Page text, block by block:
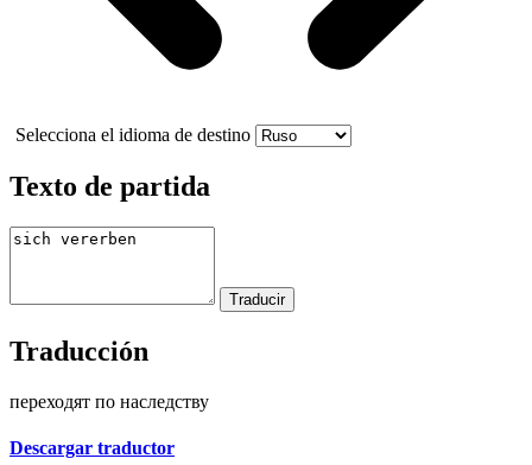
Selecciona el idioma de destino
Texto de partida
Traducción
переходят по наследству
Descargar traductor